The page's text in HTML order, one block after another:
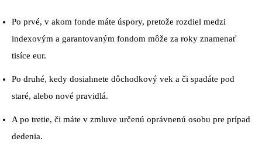
Po prvé, v akom fonde máte úspory, pretože rozdiel medzi
indexovým a garantovaným fondom môže za roky znamenať
tisíce eur.
Po druhé, kedy dosiahnete dôchodkový vek a či spadáte pod
staré, alebo nové pravidlá.
A po tretie, či máte v zmluve určenú oprávnenú osobu pre prípad
dedenia.